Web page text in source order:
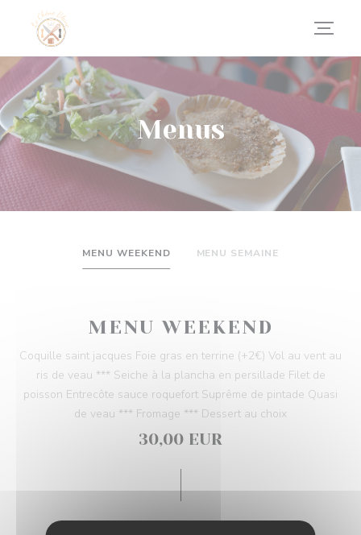
Painel de Gerenciamento de Cookies
Menus
MENU WEEKEND MENU SEMAINE
MENU WEEKEND
Coquille saint jacques Foie gras en terrine (+2€) Vol au vent au
ris de veau *** Seiche à la plancha en persillade Filet de
poisson Entrecôte sauce roquefort Suprême de pintade Quasi
de veau *** Fromage *** Dessert au choix
30,00 EUR